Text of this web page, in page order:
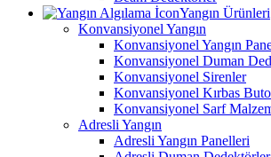
Yangın Ürünleri
Konvansiyonel Yangın
Konvansiyonel Yangın
Konvansiyonel Duman
Konvansiyonel Sirenler
Konvansiyonel Kırbas
Konvansiyonel Sarf
Adresli Yangın
Adresli Yangın Panelleri